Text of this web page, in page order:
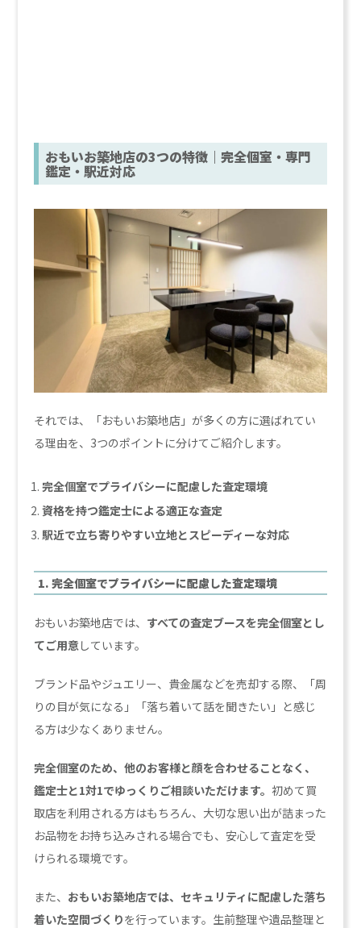
おもいお築地店の3つの特徴｜完全個室・専門
鑑定・駅近対応
それでは、「おもいお築地店」が多くの方に選ばれてい
る理由を、3つのポイントに分けてご紹介します。
完全個室でプライバシーに配慮した査定環境
資格を持つ鑑定士による適正な査定
駅近で立ち寄りやすい立地とスピーディーな対応
1. 完全個室でプライバシーに配慮した査定環境
おもいお築地店では、 すべての査定ブースを完全個室とし
てご用意 しています。
ブランド品やジュエリー、貴金属などを売却する際、「周
りの目が気になる」「落ち着いて話を聞きたい」と感じ
る方は少なくありません。
完全個室のため、他のお客様と顔を合わせることなく、
鑑定士と1対1でゆっくりご相談いただけます。初めて買
取店を利用される方はもちろん、大切な思い出が詰まった
お品物をお持ち込みされる場合でも、安心して査定を受
けられる環境です。
また、 おもいお築地店では、セキュリティに配慮した落ち
着いた空間づくりを行っています。生前整理や遺品整理と